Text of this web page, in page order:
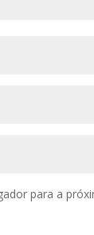
para a